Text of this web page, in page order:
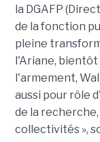
la DGAFP
de la fonction
pleine
l'Ariane,
l'armement,
aussi pour rôle
de la
collectivités »,